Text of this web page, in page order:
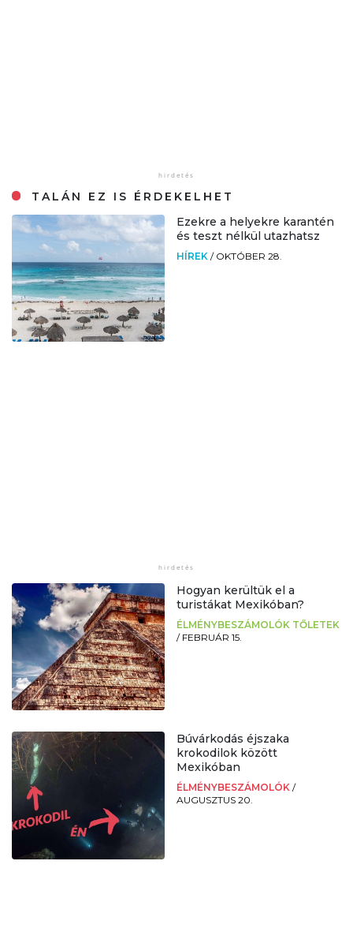
TALÁN EZ IS ÉRDEKELHET
Ezekre a helyekre karantén
és teszt nélkül utazhatsz
HÍREK / OKTÓBER 28.
Hogyan kerültük el a
turistákat Mexikóban?
ÉLMÉNYBESZÁMOLÓK TŐLETEK
/ FEBRUÁR 15.
Búvárkodás éjszaka
krokodilok között
Mexikóban
ÉLMÉNYBESZÁMOLÓK /
AUGUSZTUS 20.